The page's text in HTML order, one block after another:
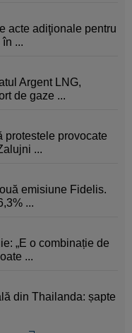
acte adiţionale pentru
...
Argent LNG,
de gaze ...
protestele provocate
...
emisiune Fidelis.
...
„E o combinație de
...
din Thailanda: șapte